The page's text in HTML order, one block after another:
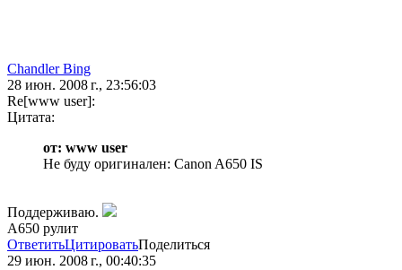
Chandler Bing
28 июн. 2008 г., 23:56:03
Re[www user]:
Цитата:
от: www user
Не буду оригинален: Canon A650 IS
Поддерживаю.
А650 рулит
ОтветитьЦитироватьПоделиться
29 июн. 2008 г., 00:40:35